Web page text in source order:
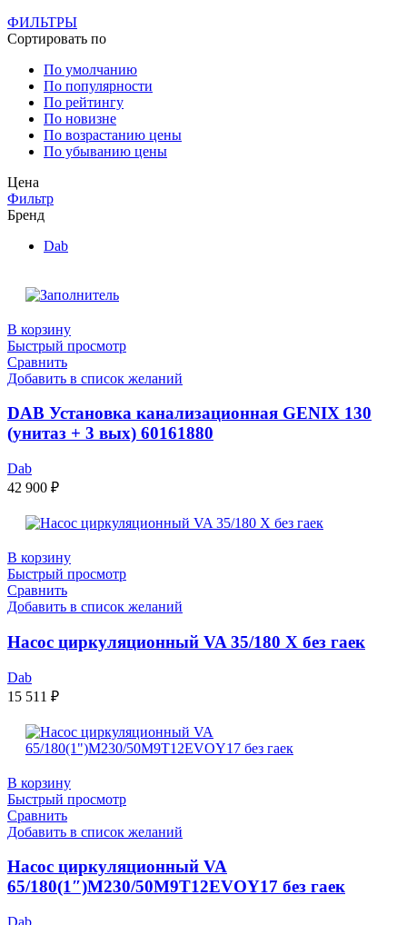
ФИЛЬТРЫ
Сортировать по
По умолчанию
По популярности
По рейтингу
По новизне
По возрастанию цены
По убыванию цены
Цена
Фильтр
Бренд
Dab
В корзину
Быстрый просмотр
Сравнить
Добавить в список желаний
DAB Установка канализационная GENIX 130
(унитаз + 3 вых) 60161880
Dab
42 900 ₽
В корзину
Быстрый просмотр
Сравнить
Добавить в список желаний
Насос циркуляционный VA 35/180 Х без гаек
Dab
15 511 ₽
В корзину
Быстрый просмотр
Сравнить
Добавить в список желаний
Насос циркуляционный VA
65/180(1″)M230/50M9T12EVOY17 без гаек
Dab